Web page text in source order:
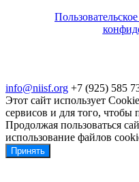
info@niisf.org +7 (925) 585
Этот сайт использует
сервисов и для того, чтобы
Продолжая пользоваться
использование файлов
Принять